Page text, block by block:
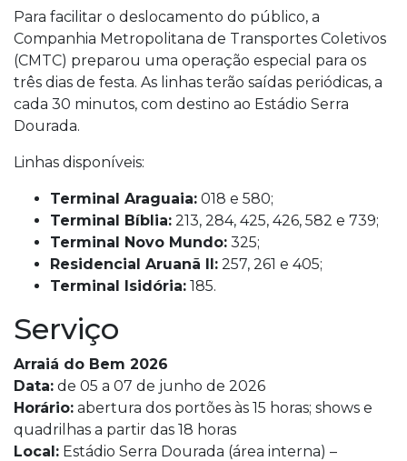
Para facilitar o deslocamento do público, a
Companhia Metropolitana de Transportes Coletivos
(CMTC) preparou uma operação especial para os
três dias de festa. As linhas terão saídas periódicas, a
cada 30 minutos, com destino ao Estádio Serra
Dourada.
Linhas disponíveis:
Terminal Araguaia: 018 e 580;
Terminal Bíblia: 213, 284, 425, 426, 582 e 739;
Terminal Novo Mundo: 325;
Residencial Aruanã II: 257, 261 e 405;
Terminal Isidória: 185.
Serviço
Arraiá do Bem 2026
Data: de 05 a 07 de junho de 2026
Horário: abertura dos portões às 15 horas; shows e
quadrilhas a partir das 18 horas
Local: Estádio Serra Dourada (área interna) –